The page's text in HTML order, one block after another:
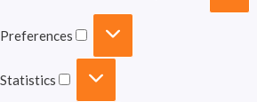
Preferences
Statistics